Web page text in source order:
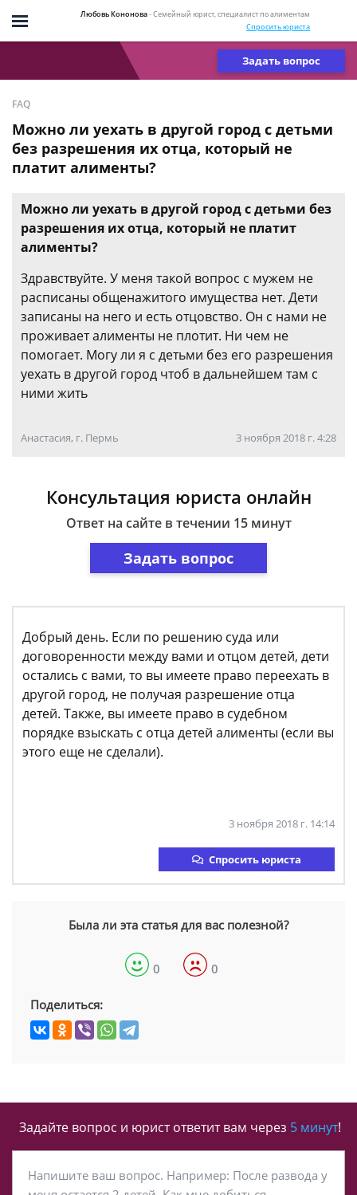
Любовь Кононова- Семейный юрист, специалист по алиментам
Спросить юриста
Задать вопрос
FAQ
Можно ли уехать в другой город с детьми
без разрешения их отца, который не
платит алименты?
Можно ли уехать в другой город с детьми без
разрешения их отца, который не платит
алименты?
Здравствуйте. У меня такой вопрос с мужем не
расписаны общенажитого имущества нет. Дети
записаны на него и есть отцовство. Он с нами не
проживает алименты не плотит. Ни чем не
помогает. Могу ли я с детьми без его разрешения
уехать в другой город чтоб в дальнейшем там с
ними жить
Анастасия, г. Пермь 3 ноября 2018 г. 4:28
Консультация юриста онлайн
Ответ на сайте в течении 15 минут
Задать вопрос
Добрый день. Если по решению суда или
договоренности между вами и отцом детей, дети
остались с вами, то вы имеете право переехать в
другой город, не получая разрешение отца
детей. Также, вы имеете право в судебном
порядке взыскать с отца детей алименты (если вы
этого еще не сделали).
3 ноября 2018 г. 14:14
Спросить юриста
Была ли эта статья для вас полезной?
0 0
Поделиться:
Задайте вопрос и юрист ответит вам через 5 минут!